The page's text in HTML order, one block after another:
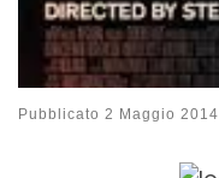
Pubblicato 2 Maggio 2014